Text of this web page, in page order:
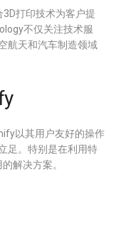
打印技术为客户提
不仅关注技术服
航天和汽车制造领域
以其用户友好的操作
足。特别是在利用特
解决方案。